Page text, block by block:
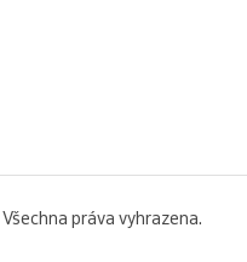
práva vyhrazena.